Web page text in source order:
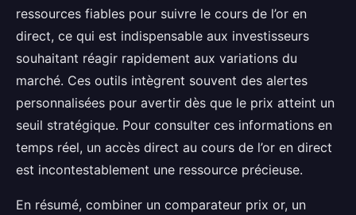
ressources fiables pour suivre le cours de l’or en
direct, ce qui est indispensable aux investisseurs
souhaitant réagir rapidement aux variations du
marché. Ces outils intègrent souvent des alertes
personnalisées pour avertir dès que le prix atteint un
seuil stratégique. Pour consulter ces informations en
temps réel, un accès direct au cours de l’or en direct
est incontestablement une ressource précieuse.
En résumé, combiner un comparateur prix or, un